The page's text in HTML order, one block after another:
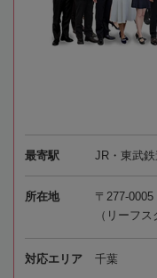
最寄駅 JR・東武
所在地
〒277-
（リーフ
対応エリア 千葉